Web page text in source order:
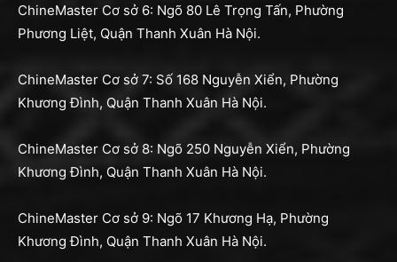
ChineMaster Cơ sở 6: Ngõ 80 Lê Trọng Tấn, Phường
Phương Liệt, Quận Thanh Xuân Hà Nội.
ChineMaster Cơ sở 7: Số 168 Nguyễn Xiển, Phường
Khương Đình, Quận Thanh Xuân Hà Nội.
ChineMaster Cơ sở 8: Ngõ 250 Nguyễn Xiển, Phường
Khương Đình, Quận Thanh Xuân Hà Nội.
ChineMaster Cơ sở 9: Ngõ 17 Khương Hạ, Phường
Khương Đình, Quận Thanh Xuân Hà Nội.